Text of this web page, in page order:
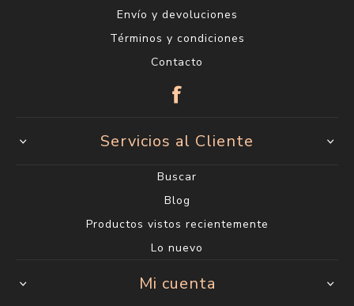
Envío y devoluciones
Términos y condiciones
Contacto
Servicios al Cliente
Buscar
Blog
Productos vistos recientemente
Lo nuevo
Mi cuenta